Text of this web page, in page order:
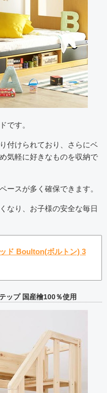
です。
付けられており、さらにベ
気軽に好きなものを収納で
ースが多く確保できます。
なり、お子様の安全な毎日
ド Boulton(ボルトン) 3
ップ 国産檜100％使用